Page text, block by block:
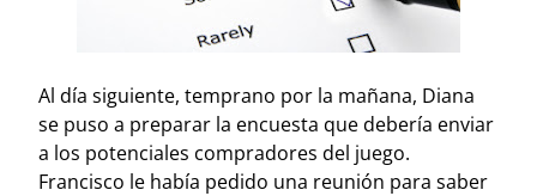
Al día siguiente, temprano por la mañana, Diana
se puso a preparar la encuesta que debería enviar
a los potenciales compradores del juego.
Francisco le había pedido una reunión para saber